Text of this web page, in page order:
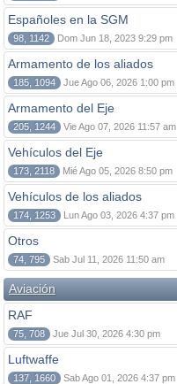
Españoles en la SGM
98, 1142 Dom Jun 18, 2023 9:29 pm
Armamento de los aliados
185, 1094 Jue Ago 06, 2026 1:00 pm
Armamento del Eje
205, 1244 Vie Ago 07, 2026 11:57 am
Vehículos del Eje
173, 2118 Mié Ago 05, 2026 8:50 pm
Vehículos de los aliados
174, 1253 Lun Ago 03, 2026 4:37 pm
Otros
74, 795 Sab Jul 11, 2026 11:50 am
Aviación
RAF
75, 708 Jue Jul 30, 2026 4:30 pm
Luftwaffe
137, 1660 Sab Ago 01, 2026 4:37 pm